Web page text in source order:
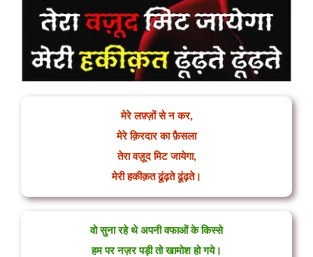
मेरे लफ़्ज़ों से न कर,
मेरे क़िरदार का फ़ैसला
तेरा वज़ूद मिट जायेगा,
मेरी हकीक़त ढूंढ़ते ढूंढ़ते।
वो सुना रहे थे अपनी वफाओं के किस्से
हम पर नज़र पड़ी तो खामोश हो गये।